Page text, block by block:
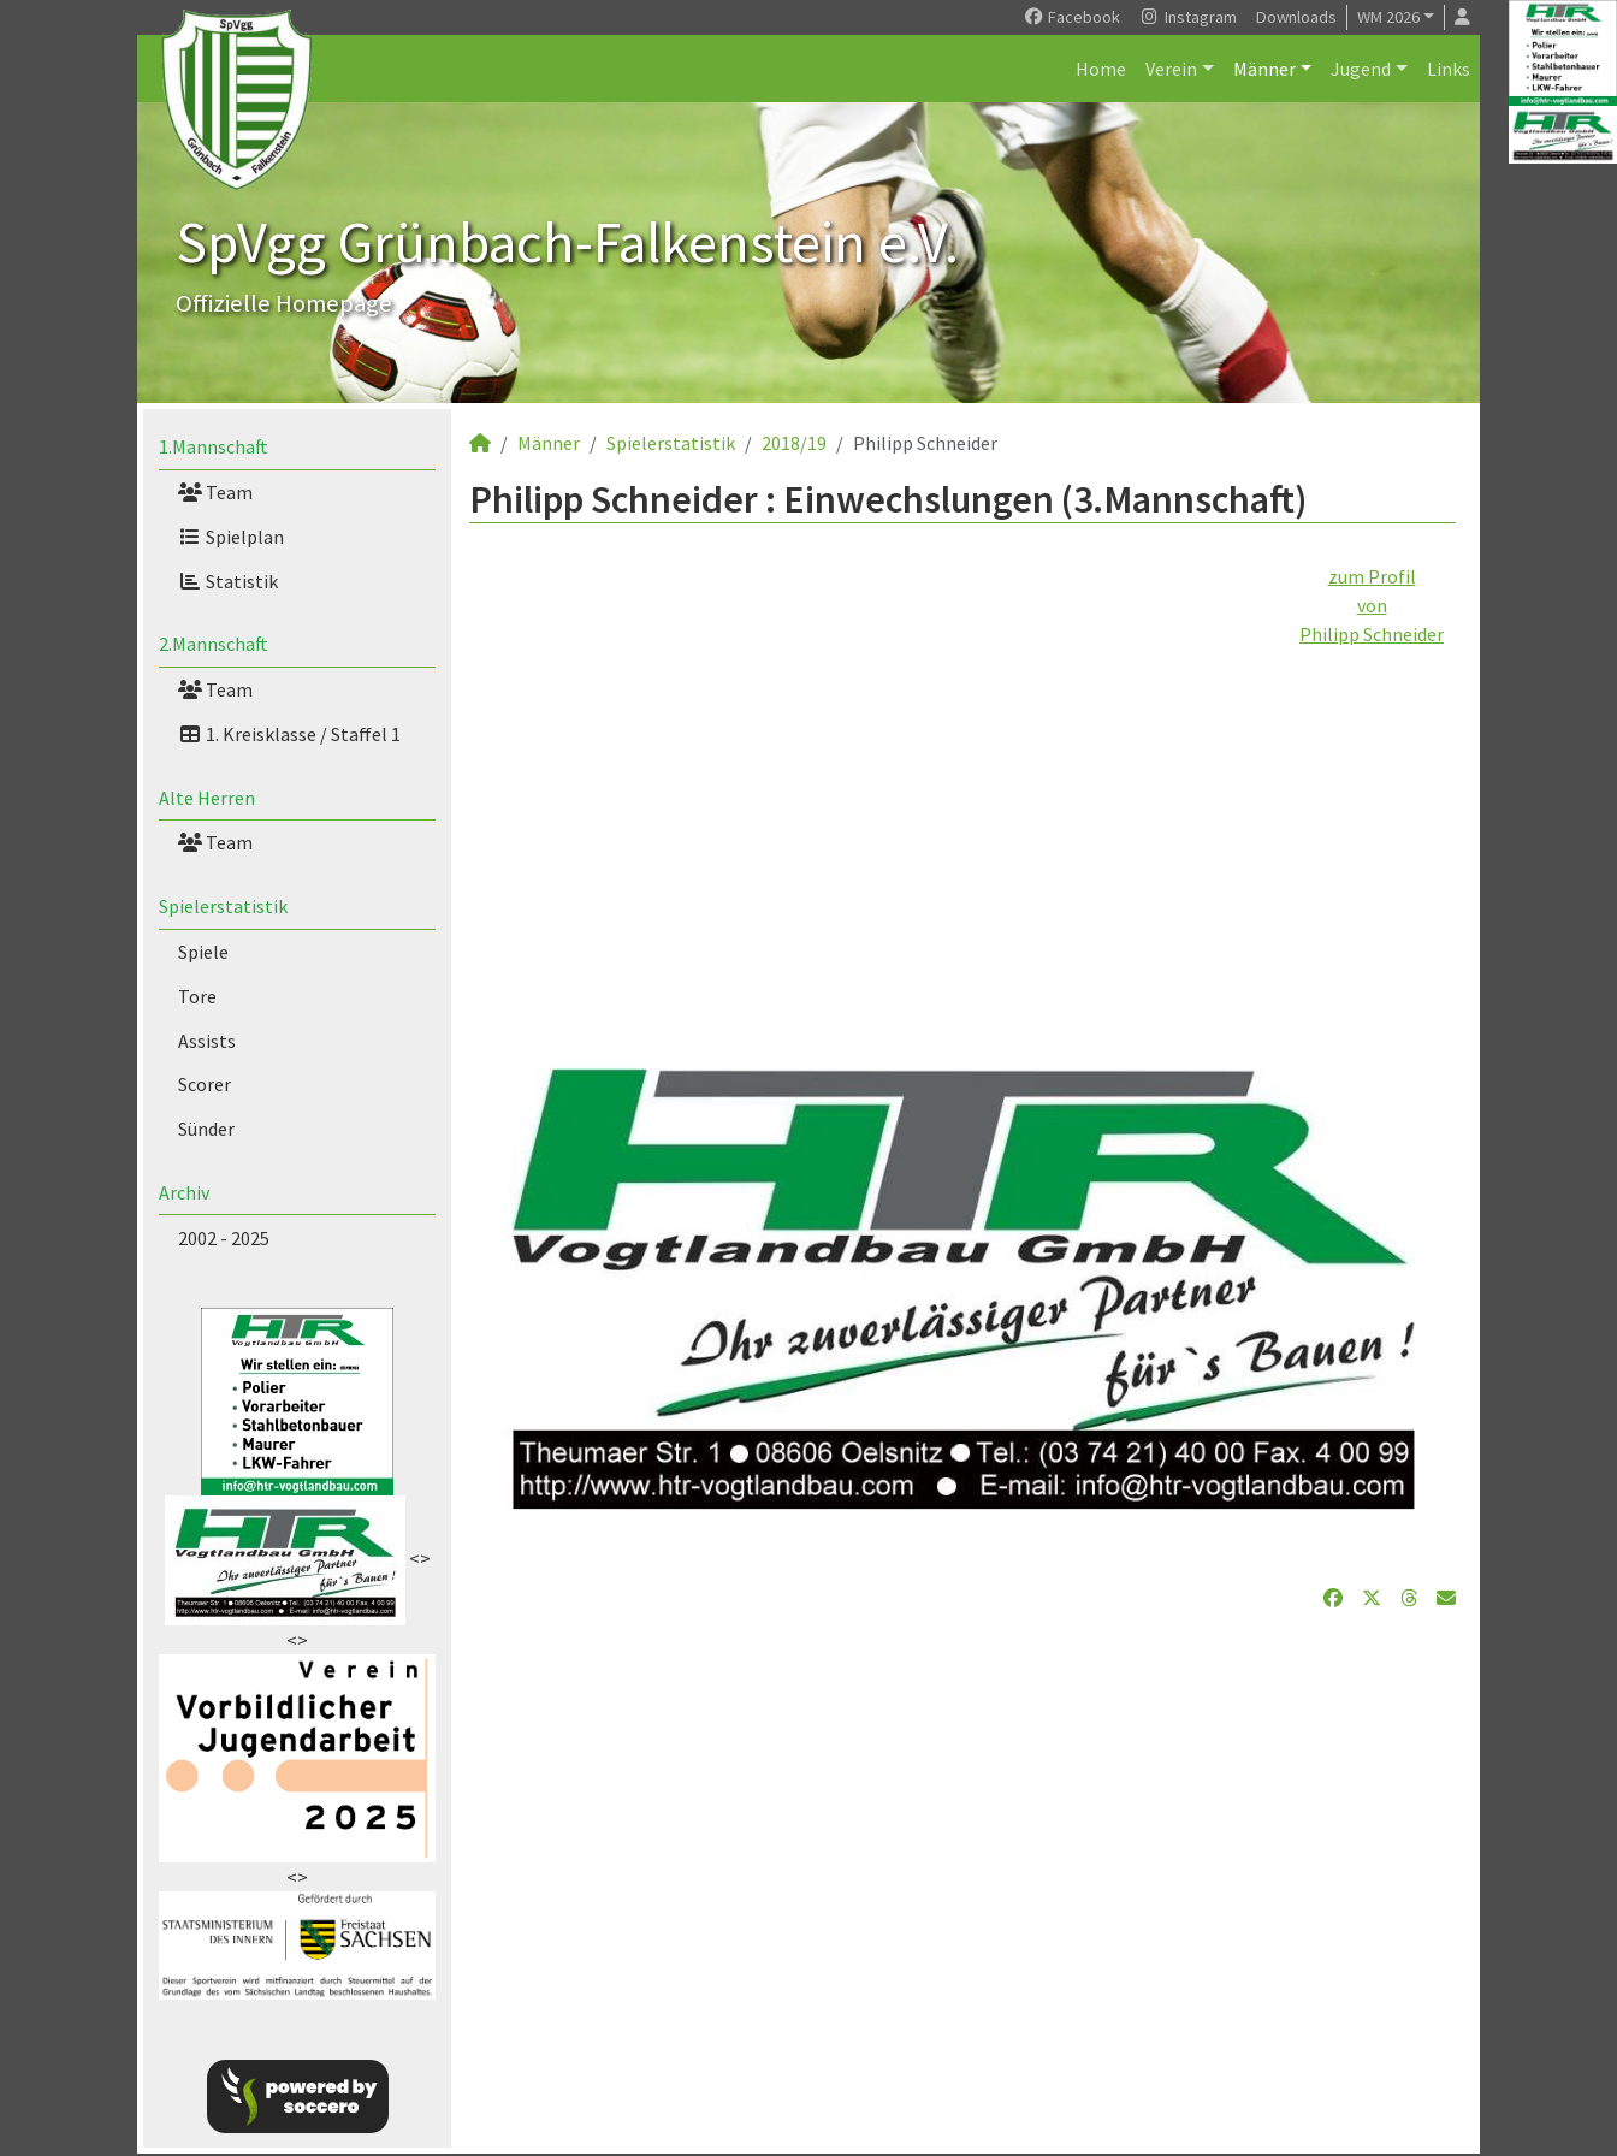
Facebook Instagram Downloads WM 2026
Home Verein Männer Jugend Links
SpVgg Grünbach-Falkenstein e.V.
Offizielle Homepage
1.Mannschaft
Team
Spielplan
Statistik
2.Mannschaft
Team
1. Kreisklasse / Staffel 1
Alte Herren
Team
Spielerstatistik
Spiele
Tore
Assists
Scorer
Sünder
Archiv
2002 - 2025
<>
<>
<>
Männer Spielerstatistik 2018/19 Philipp Schneider
Philipp Schneider : Einwechslungen (3.Mannschaft)
zum Profil
von
Philipp Schneider